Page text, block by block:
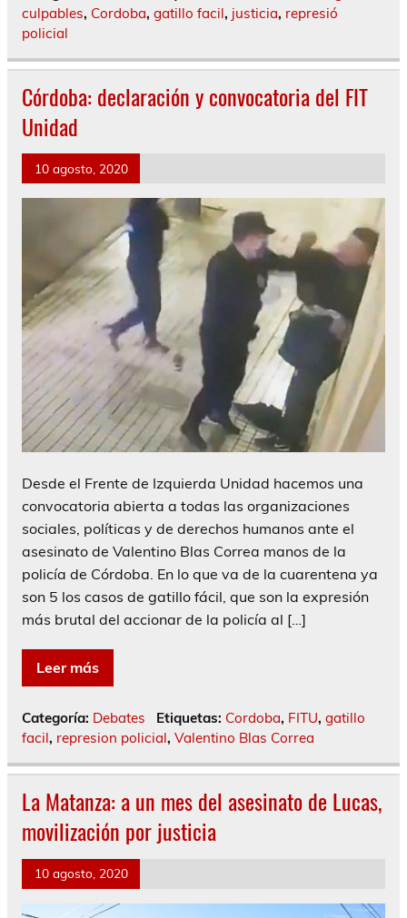
culpables, Cordoba, gatillo facil, justicia, represió
policial
Córdoba: declaración y convocatoria del FIT
Unidad
10 agosto, 2020
Desde el Frente de Izquierda Unidad hacemos una
convocatoria abierta a todas las organizaciones
sociales, políticas y de derechos humanos ante el
asesinato de Valentino Blas Correa manos de la
policía de Córdoba. En lo que va de la cuarentena ya
son 5 los casos de gatillo fácil, que son la expresión
más brutal del accionar de la policía al […]
Leer más
Categoría: Debates Etiquetas: Cordoba, FITU, gatillo
facil, represion policial, Valentino Blas Correa
La Matanza: a un mes del asesinato de Lucas,
movilización por justicia
10 agosto, 2020